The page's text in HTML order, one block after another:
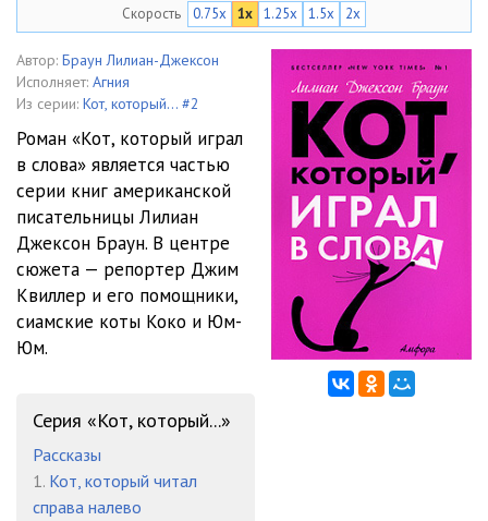
06_glava-6
07_glava-7 11:20
08_glava-8
09_glava-9 12:42
10_glava-10 14:45
11_glava-11 18:00
12_glava-12
19:07
15_glava-15
16_glava-16
Скорость 0.75x 1x 1.25x 1.5x 2x
Автор: Браун Лилиан-Джексон
Исполняет: Агния
Из серии: Кот, который... #2
Роман «Кот, который играл
в слова» является частью
серии книг американской
писательницы Лилиан
Джексон Браун. В центре
сюжета — репортер Джим
Квиллер и его помощники,
сиамские коты Коко и Юм-
Юм.
Серия «Кот, который...»
Рассказы
1. Кот, который читал
справа налево